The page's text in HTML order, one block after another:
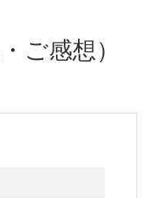
ご感想）